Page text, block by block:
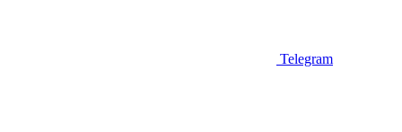
Telegram